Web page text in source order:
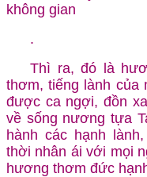
không gian
.
Thì ra, đó là
thơm, tiếng lành của
được ca ngợi, đồn
về sống nương tựa
hành các hạnh
thời nhân ái với mọi
hương thơm đức